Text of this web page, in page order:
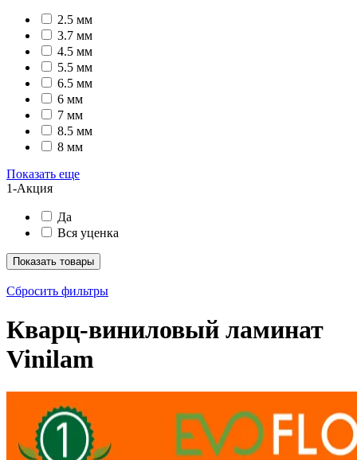
2.5 мм
3.7 мм
4.5 мм
5.5 мм
6.5 мм
6 мм
7 мм
8.5 мм
8 мм
Показать еще
1-Акция
Да
Вся уценка
Показать товары
Сбросить фильтры
Кварц-виниловый ламинат
Vinilam